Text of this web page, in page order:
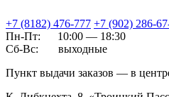
+7 (8182) 476-777 +7 (902) 286-
Пн-Пт:
10:00 — 18:30
Сб-Вс:
выходные
Пункт выдачи заказов — в